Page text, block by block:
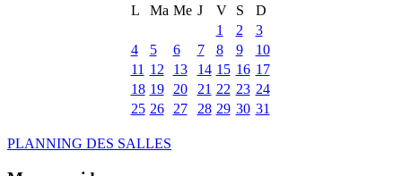
L
Ma Me J V S
D
1
2
3
4
5 6 7 8 9
10
11 12 13 14 15 16 17
18 19 20 21 22 23 24
25 26 27 28 29 30 31
PLANNING DES SALLES